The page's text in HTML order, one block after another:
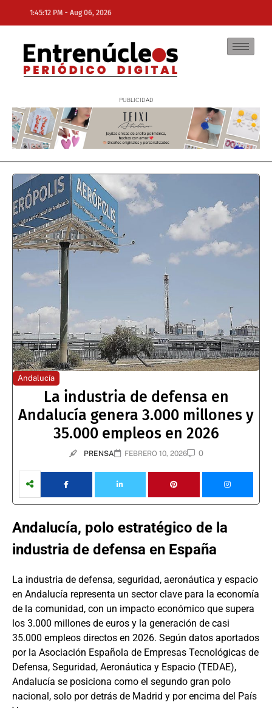
1:45:12 PM - Aug 06, 2026
NE
Andalucía
La industria de defensa en
Andalucía genera 3.000 millones y
35.000 empleos en 2026
PRENSA FEBRERO 10, 2026 0
Andalucía, polo estratégico de la
industria de defensa en España
La industria de defensa, seguridad, aeronáutica y espacio
en Andalucía representa un sector clave para la economía
de la comunidad, con un impacto económico que supera
los 3.000 millones de euros y la generación de casi
35.000 empleos directos en 2026. Según datos aportados
por la Asociación Española de Empresas Tecnológicas de
Defensa, Seguridad, Aeronáutica y Espacio (TEDAE),
Andalucía se posiciona como el segundo gran polo
nacional, solo por detrás de Madrid y por encima del País